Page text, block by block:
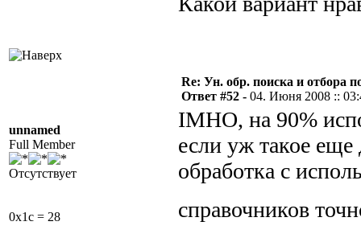
unnamed
Full Member
Отсутствует
0x1c = 28
Re: Ун. обр. поиска и отбора
Ответ #52 - 04. Июня 2008 ::
IMHO, на 90%
если уж такое
обработка с
справочников